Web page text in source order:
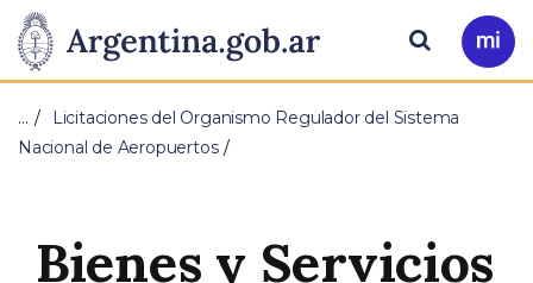
Presidencia
de
la
Pasar al contenido principal
Ir
a
Buscar
…
Licitaciones del Organismo Regulador del Sistema
Nacional de Aeropuertos
Bienes y Servicios